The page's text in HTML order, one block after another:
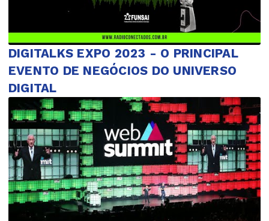
DIGITALKS EXPO 2023 - O PRINCIPAL
EVENTO DE NEGÓCIOS DO UNIVERSO
DIGITAL